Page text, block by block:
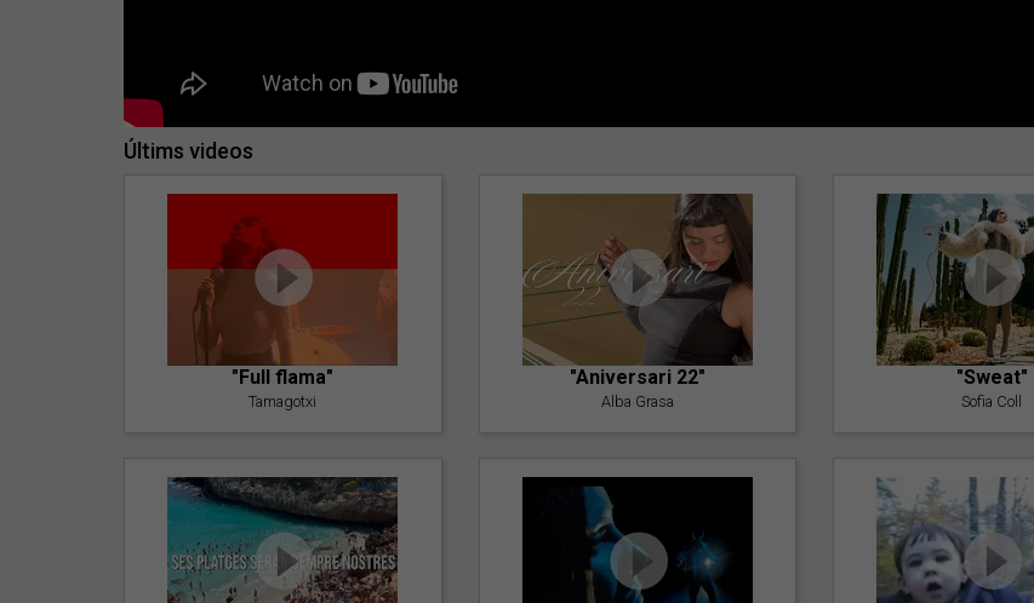
Últims videos
"Full flama"
Tamagotxi
"Aniversari 22"
Alba Grasa
"Sweat"
Sofia Coll